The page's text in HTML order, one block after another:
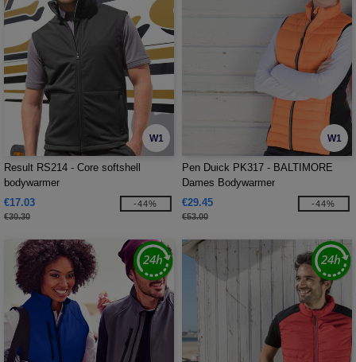
W1
Result RS214 - Core softshell
bodywarmer
€17.03
€30.30
-44%
W1
Pen Duick PK317 - BALTIMORE
Dames Bodywarmer
€29.45
€53.00
-44%